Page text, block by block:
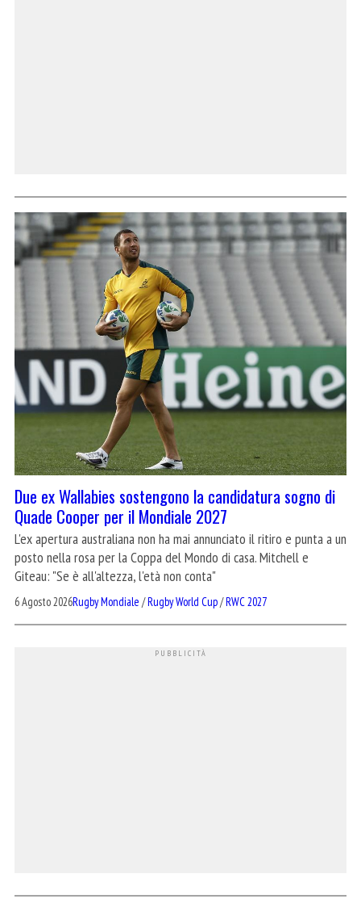
Due ex Wallabies sostengono la candidatura sogno di
Quade Cooper per il Mondiale 2027
L'ex apertura australiana non ha mai annunciato il ritiro e punta a un
posto nella rosa per la Coppa del Mondo di casa. Mitchell e
Giteau: "Se è all'altezza, l'età non conta"
6 Agosto 2026Rugby Mondiale /Rugby World Cup/RWC 2027